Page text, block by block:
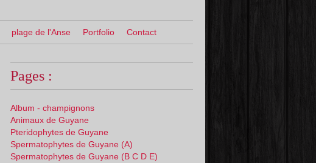
plage de l'Anse Portfolio Contact
Pages :
Album - champignons
Animaux de Guyane
Pteridophytes de Guyane
Spermatophytes de Guyane (A)
Spermatophytes de Guyane (B C D E)